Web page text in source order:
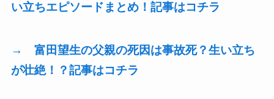
い立ちエピソードまとめ！記事はコチラ
→ 富田望生の父親の死因は事故死？生い立ち
が壮絶！？記事はコチラ